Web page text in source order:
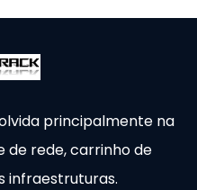
principalmente na
de rede, carrinho de
infraestruturas.